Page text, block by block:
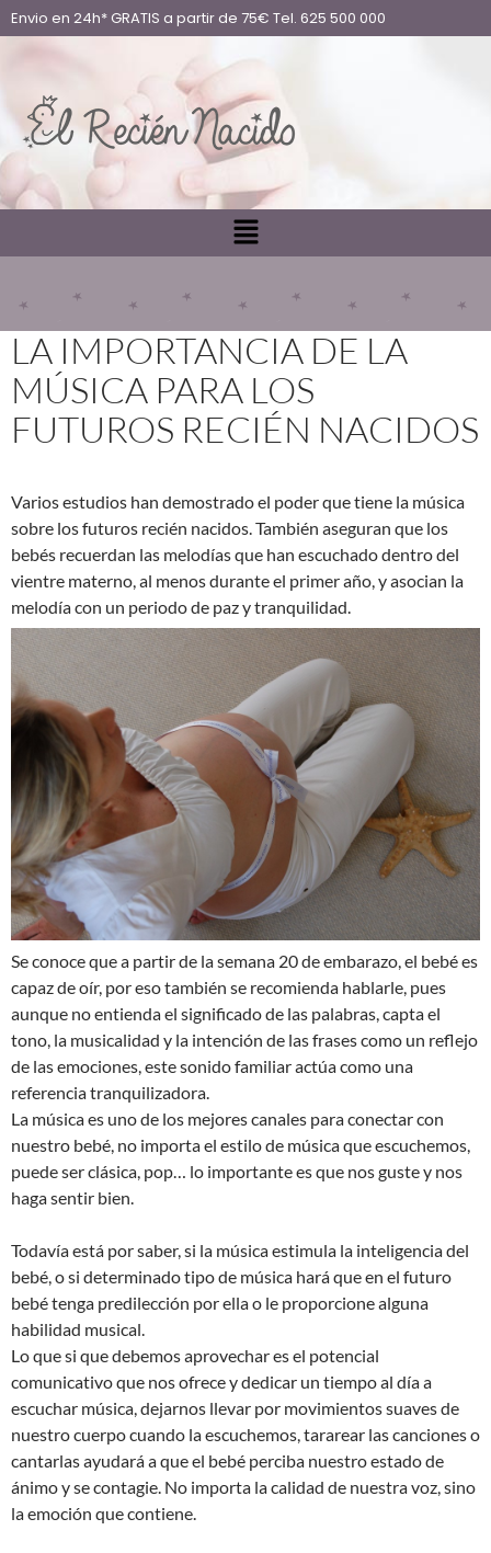
Envio en 24h* GRATIS a partir de 75€ Tel. 625 500 000
LA IMPORTANCIA DE LA
MÚSICA PARA LOS
FUTUROS RECIÉN NACIDOS
Varios estudios han demostrado el poder que tiene la música
sobre los futuros recién nacidos. También aseguran que los
bebés recuerdan las melodías que han escuchado dentro del
vientre materno, al menos durante el primer año, y asocian la
melodía con un periodo de paz y tranquilidad.
Se conoce que a partir de la semana 20 de embarazo, el bebé es
capaz de oír, por eso también se recomienda hablarle, pues
aunque no entienda el significado de las palabras, capta el
tono, la musicalidad y la intención de las frases como un reflejo
de las emociones, este sonido familiar actúa como una
referencia tranquilizadora.
La música es uno de los mejores canales para conectar con
nuestro bebé, no importa el estilo de música que escuchemos,
puede ser clásica, pop… lo importante es que nos guste y nos
haga sentir bien.
Todavía está por saber, si la música estimula la inteligencia del
bebé, o si determinado tipo de música hará que en el futuro
bebé tenga predilección por ella o le proporcione alguna
habilidad musical.
Lo que si que debemos aprovechar es el potencial
comunicativo que nos ofrece y dedicar un tiempo al día a
escuchar música, dejarnos llevar por movimientos suaves de
nuestro cuerpo cuando la escuchemos, tararear las canciones o
cantarlas ayudará a que el bebé perciba nuestro estado de
ánimo y se contagie. No importa la calidad de nuestra voz, sino
la emoción que contiene.